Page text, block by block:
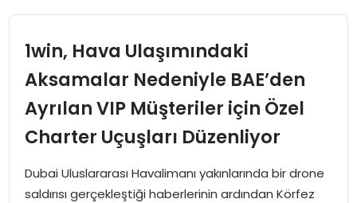
TEKNOLOJI
MAGAZIN
1win, Hava Ulaşımındaki
Aksamalar Nedeniyle BAE’den
Ayrılan VIP Müşteriler için Özel
Charter Uçuşları Düzenliyor
Dubai Uluslararası Havalimanı yakınlarında bir drone
saldırısı gerçekleştiği haberlerinin ardından Körfez